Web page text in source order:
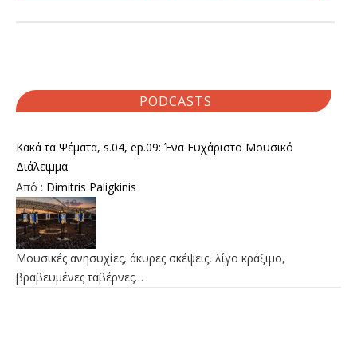
PODCASTS
Κακά τα Ψέματα, s.04, ep.09: Ένα Ευχάριστο Μουσικό
Διάλειμμα
Από : Dimitris Paligkinis
Μουσικές ανησυχίες, άκυρες σκέψεις, λίγο κράξιμο,
βραβευμένες ταβέρνες…